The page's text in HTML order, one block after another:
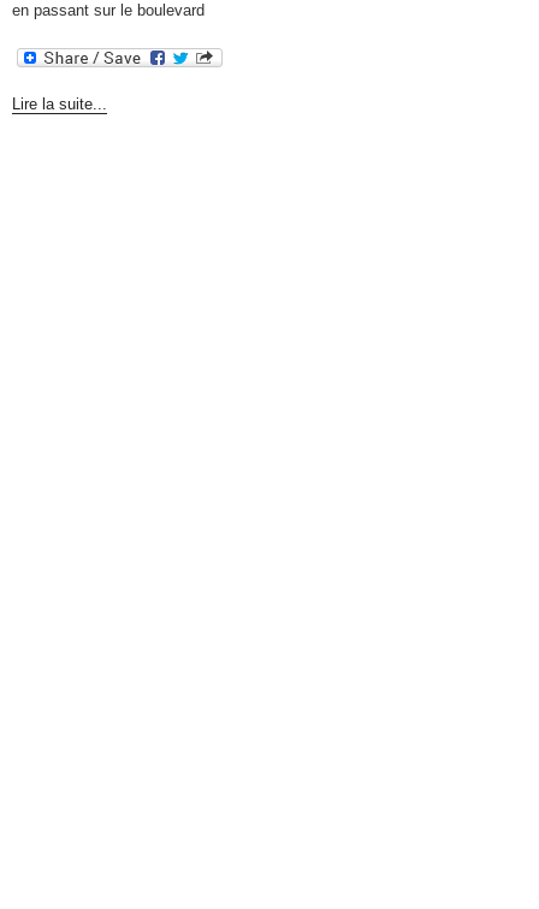
en passant sur le boulevard
Lire la suite...